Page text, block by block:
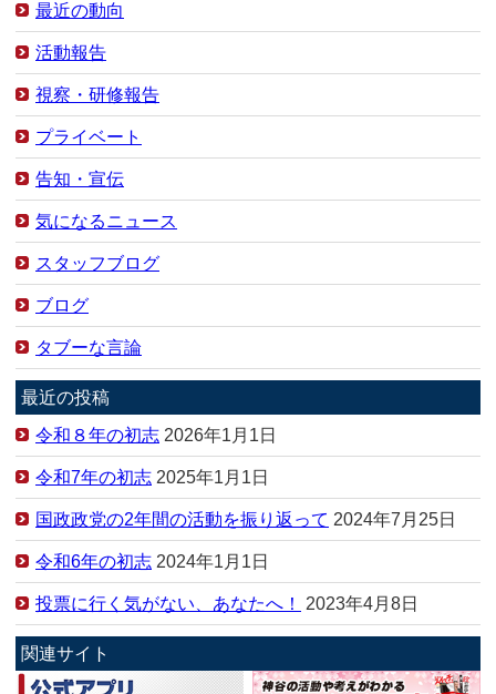
最近の動向
活動報告
視察・研修報告
プライベート
告知・宣伝
気になるニュース
スタッフブログ
ブログ
タブーな言論
最近の投稿
令和８年の初志 2026年1月1日
令和7年の初志 2025年1月1日
国政政党の2年間の活動を振り返って 2024年7月25日
令和6年の初志 2024年1月1日
投票に行く気がない、あなたへ！ 2023年4月8日
関連サイト